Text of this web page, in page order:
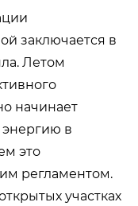
заключается в
Летом
начинает
энергию в
это
регламентом.
участках